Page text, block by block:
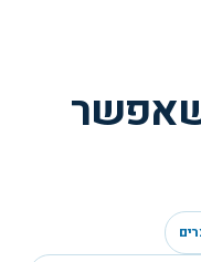
שאפשר